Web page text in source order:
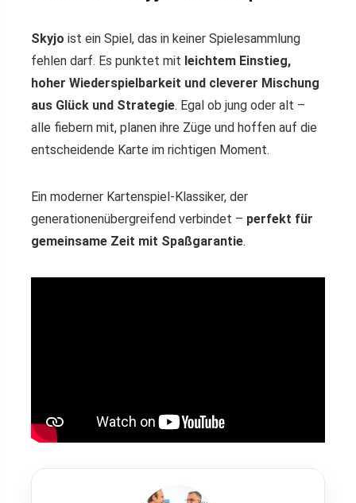
Skyjo ist ein Spiel, das in keiner Spielesammlung
fehlen darf. Es punktet mit leichtem Einstieg,
hoher Wiederspielbarkeit und cleverer Mischung
aus Glück und Strategie. Egal ob jung oder alt –
alle fiebern mit, planen ihre Züge und hoffen auf die
entscheidende Karte im richtigen Moment.
Ein moderner Kartenspiel-Klassiker, der
generationenübergreifend verbindet – perfekt für
gemeinsame Zeit mit Spaßgarantie.